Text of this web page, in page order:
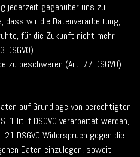
jederzeit gegenüber uns zu
dass wir die Datenverarbeitung,
für die Zukunft nicht mehr
zu beschweren (Art. 77 DSGVO)
auf Grundlage von berechtigten
1 lit. f DSGVO verarbeitet werden,
DSGVO Widerspruch gegen die
Daten einzulegen, soweit